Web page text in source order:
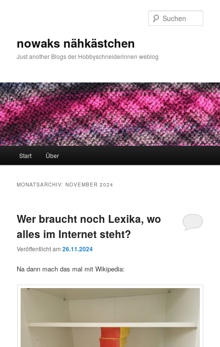
nowaks nähkästchen
Just another Blogs der Hobbyschneiderinnen weblog
Start Über
MONATSARCHIV:NOVEMBER 2024
Wer braucht noch Lexika, wo
alles im Internet steht?
Veröffentlicht am26.11.2024
Na dann mach das mal mit Wikipedia: